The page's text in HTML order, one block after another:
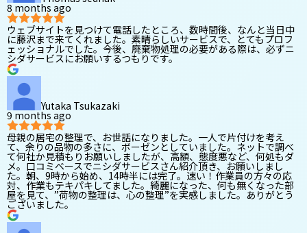
8 months ago
ウェブサイトを見つけて電話したところ、数時間後、なんと当日中
に藤沢まで来てくれました。素晴らしいサービスで、とてもプロフ
ェッショナルでした。今後、廃棄物処理の必要がある際は、必ずニ
シダサービスにお願いするつもりです。
Yutaka Tsukazaki
9 months ago
母親の居宅の整理で、お世話になりました。一人で片付けを考え
て、余りの品物の多さに、ボーゼンとしていました。ネットで調べ
て何社か見積もりお願いしましたが、高額、態度悪など、何処もダ
メ。口コミベースでニシダサービスさん紹介頂き、お願いしまし
た。朝、9時から始め、14時半には完了。速い！作業員の方々の応
対、作業もテキパキしてました。綺麗になった、何も無くなった部
屋を見て、”荷物の整理は、心の整理”を実感しました。ありがとう
ございました。